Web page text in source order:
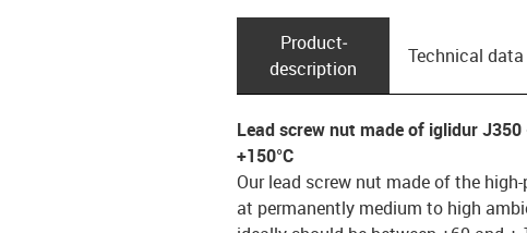
Product­
description
Technical data
Lead screw nut made of iglidur J350
+150°C
Our lead screw nut made of the
at permanently medium to high